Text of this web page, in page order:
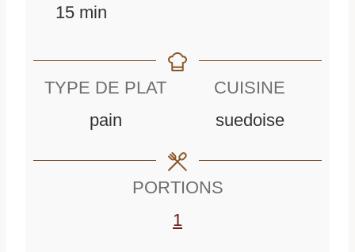
15mmin
u
s
TYPE DE PLAT
pain
CUISINE
suedoise
PORTIONS
1